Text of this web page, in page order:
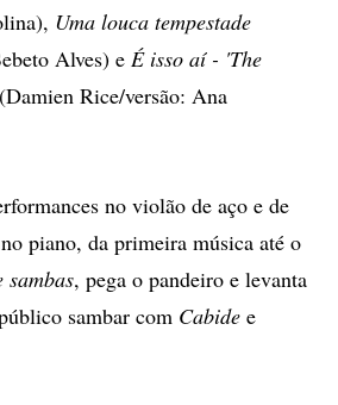
Uma louca tempestade
Alves) e É isso aí - 'The
Rice/versão: Ana
no violão de aço e de
piano, da primeira música até o
sambas, pega o pandeiro e levanta
sambar com Cabide e